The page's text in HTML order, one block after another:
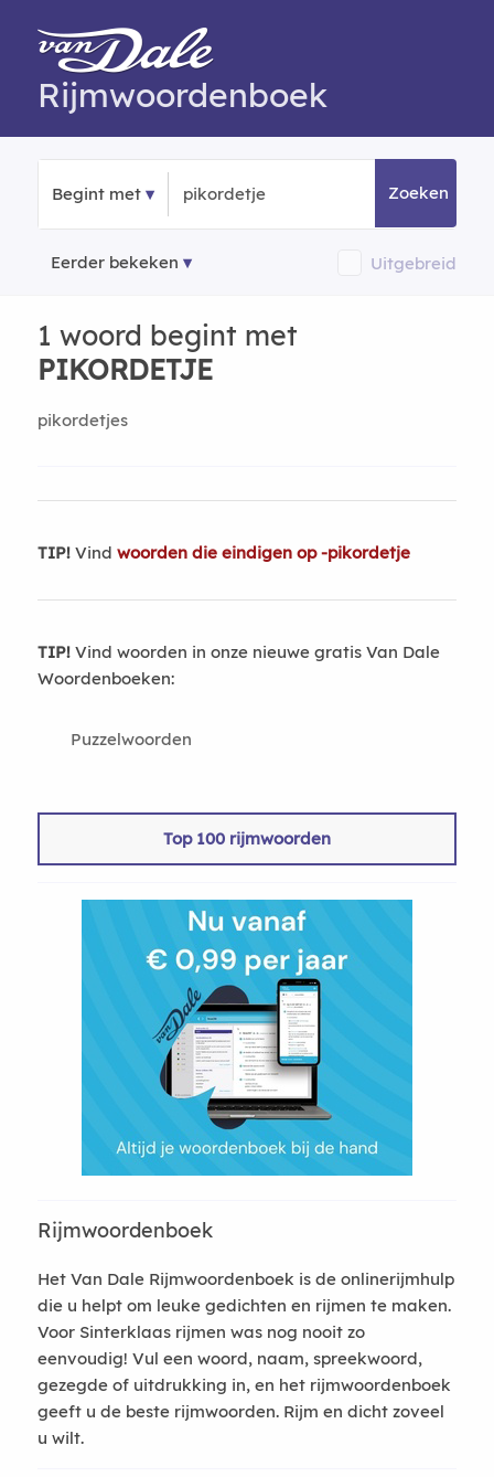
Rijmwoordenboek
Begint met Zoeken
Eerder bekeken Uitgebreid
1 woord begint met
PIKORDETJE
pikordetjes
TIP!Vind woorden die eindigen op -pikordetje
TIP!Vind woorden in onze nieuwe gratis Van Dale
Woordenboeken:
Puzzelwoorden
Top 100 rijmwoorden
Rijmwoordenboek
Het Van Dale Rijmwoordenboek is de onlinerijmhulp
die u helpt om leuke gedichten en rijmen te maken.
Voor Sinterklaas rijmen was nog nooit zo
eenvoudig! Vul een woord, naam, spreekwoord,
gezegde of uitdrukking in, en het rijmwoordenboek
geeft u de beste rijmwoorden. Rijm en dicht zoveel
u wilt.